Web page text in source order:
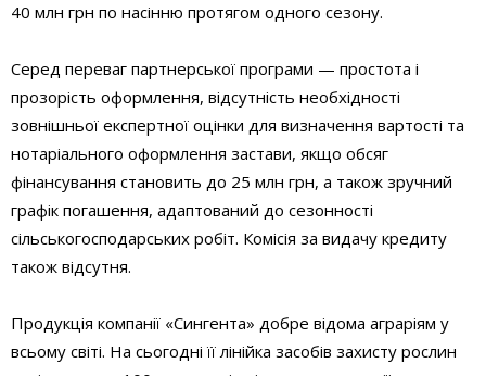
40 млн грн по насінню протягом одного сезону.
Серед переваг партнерської програми — простота і
прозорість оформлення, відсутність необхідності
зовнішньої експертної оцінки для визначення вартості та
нотаріального оформлення застави, якщо обсяг
фінансування становить до 25 млн грн, а також зручний
графік погашення, адаптований до сезонності
сільськогосподарських робіт. Комісія за видачу кредиту
також відсутня.
Продукція компанії «Сингента» добре відома аграріям у
всьому світі. На сьогодні її лінійка засобів захисту рослин